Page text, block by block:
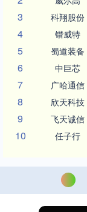
3 科翔股份
4 锴威特
5 蜀道装备
6 中巨芯
7 广哈通信
8 欣天科技
9 飞天诚信
10 任子行